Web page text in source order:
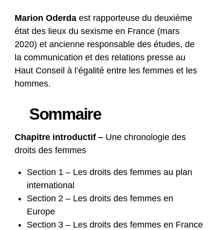
Marion Oderda est rapporteuse du deuxième
état des lieux du sexisme en France (mars
2020) et ancienne responsable des études, de
la communication et des relations presse au
Haut Conseil à l’égalité entre les femmes et les
hommes.
Sommaire
Chapitre introductif – Une chronologie des
droits des femmes
Section 1 – Les droits des femmes au plan
international
Section 2 – Les droits des femmes en
Europe
Section 3 – Les droits des femmes en France